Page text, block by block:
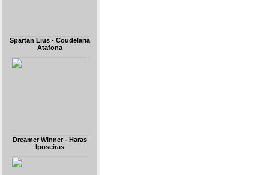
Spartan Lius - Coudelaria
Atafona
Dreamer Winner - Haras
Iposeiras